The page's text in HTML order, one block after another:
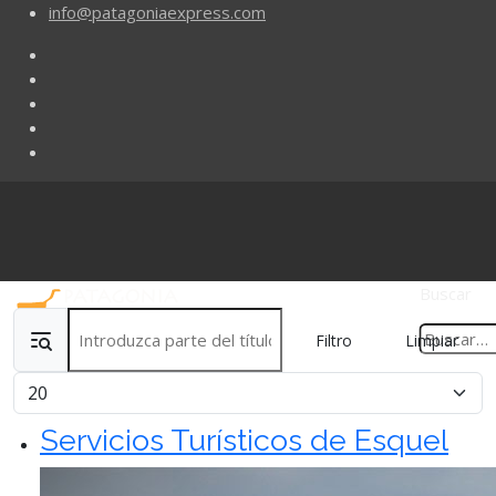
info@patagoniaexpress.com
Filtro Limpiar
Cantidad
Servicios Turísticos de Esquel